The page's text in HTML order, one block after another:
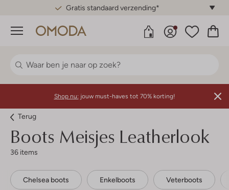
Gratis standaard verzending*
Menu
Shop nu: jouw must-haves tot 70% korting!
Terug
Boots Meisjes Leatherlook
36 items
Chelsea boots Enkelboots Veterboots